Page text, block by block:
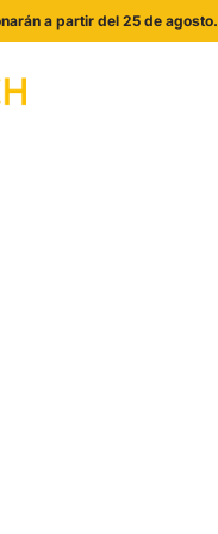
a partir del 25 de agosto.